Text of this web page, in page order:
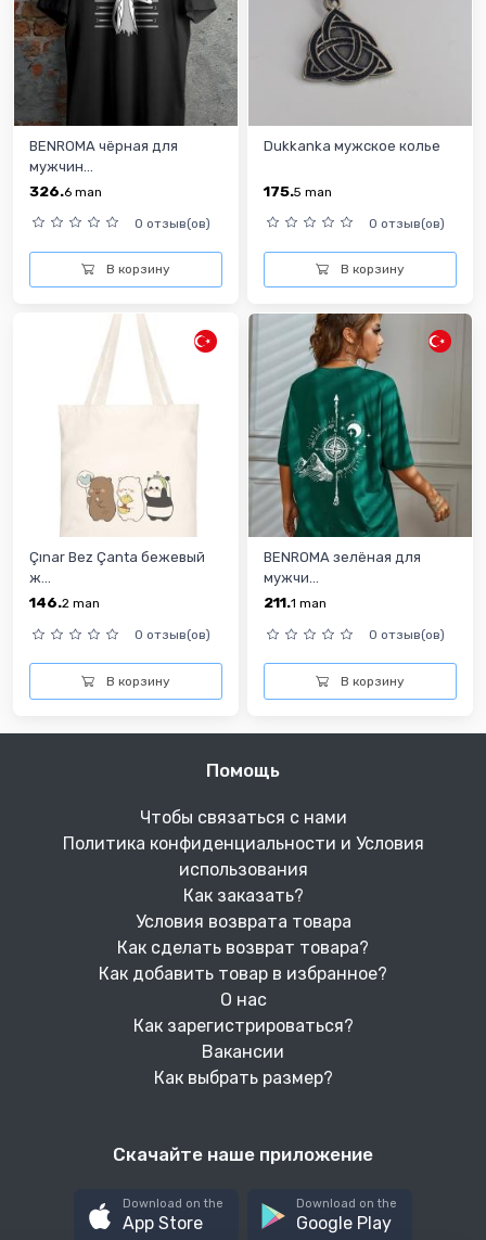
BENROMA чёрная для
мужчин...
326.6 man
0 отзыв(ов)
В корзину
Dukkanka мужское колье
175.5 man
0 отзыв(ов)
В корзину
Çınar Bez Çanta бежевый
ж...
146.2 man
0 отзыв(ов)
В корзину
BENROMA зелёная для
мужчи...
211.1 man
0 отзыв(ов)
В корзину
Помощь
Чтобы связаться с нами
Политика конфиденциальности и Условия
использования
Как заказать?
Условия возврата товара
Как сделать возврат товара?
Как добавить товар в избранное?
О нас
Как зарегистрироваться?
Вакансии
Как выбрать размер?
Скачайте наше приложение
Download on the
App Store
Download on the
Google Play